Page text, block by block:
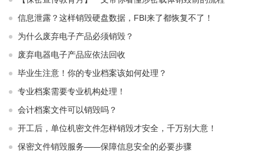
信息泄露？这样销毁硬盘数据，FBI来了都恢复不了！
为什么废弃电子产品必须销毁？
废弃电器电子产品应依法回收
毕业生注意！你的专业档案该如何处理？
专业档案需要专业机构处理！
会计档案文件可以销毁吗？
开工后，单位机密文件怎样销毁才安全，千万别大意！
保密文件销毁服务——保障信息安全的必要步骤